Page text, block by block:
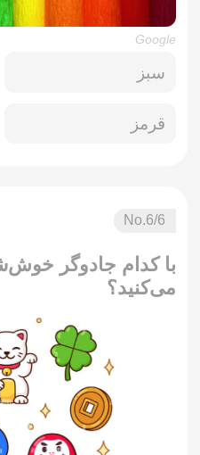
Google
سبز
قرمز
No.6/6
با کدام جادوگر
می‌کنید؟